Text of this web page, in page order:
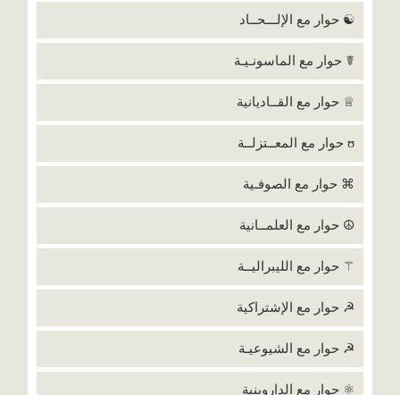
☯ حوار مع الإلـــحــاد
☤ حوار مع الماسونـيـة
♕ حوار مع القــاديانية
ʊ حوار مع المعــتزلــة
⌘ حوار مع الصوفـية
☮ حوار مع العلمــانية
⚚ حوار مع الليبراليــة
☭ حوار مع الإشتراكية
☭ حوار مع الشيوعيـة
⚛ حوار مع الداروينية